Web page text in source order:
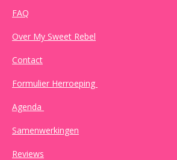
FAQ
Over My Sweet Rebel
Contact
Formulier Herroeping
Agenda
Samenwerkingen
Reviews